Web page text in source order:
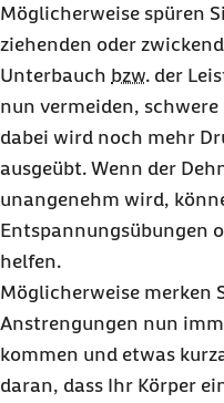
Möglicherweise spüren
ziehenden oder
Unterbauch bzw. der
nun vermeiden, schwere
dabei wird noch mehr
ausgeübt. Wenn der
unangenehm wird,
Entspannungsübungen
helfen.
Möglicherweise merken
Anstrengungen nun
kommen und etwas
daran, dass Ihr Körper